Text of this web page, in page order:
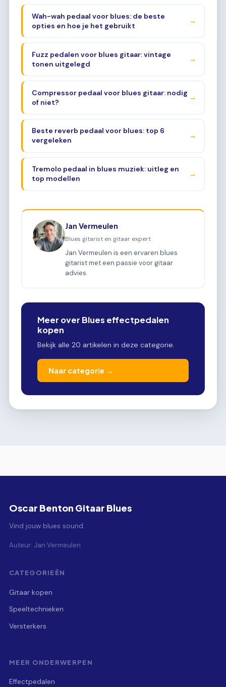
Wah-wah pedaal voor blues: de beste
opties en hoe je het gebruikt
→
Fuzz pedalen voor blues gitaar: vintage
tonen uitgelegd
→
Compressor pedaal voor blues gitaar: nodig
of niet?
→
Beste reverb pedaal voor blues: top 6
vergeleken
→
Tremolo pedaal in blues muziek: uitleg en
top modellen
→
Jan Vermeulen
Blues gitarist en gitaar expert
Jan Vermeulen is een ervaren blues
gitarist met een passie voor gitaar
advies.
Meer over Blues effectpedalen
kopen
Bekijk alle 20 artikelen in deze categorie.
Naar categorie →
Oscar Benton Gitaar Blues
Vind jouw blues sound.
Auteur: Jan Vermeulen
CATEGORIEËN
Gitaar kopen
Speeltechnieken
Versterkers
MEER ONDERWERPEN
Effectpedalen